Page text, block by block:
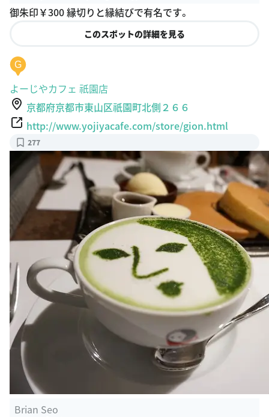
御朱印￥300 縁切りと縁結びで有名です。
このスポットの詳細を見る
G
よーじやカフェ 祇園店
京都府京都市東山区祇園町北側２６６
http://www.yojiyacafe.com/store/gion.html
277
Brian Seo